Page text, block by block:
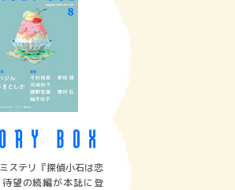
ステリ『探偵小石は恋
待望の続編が本誌に登